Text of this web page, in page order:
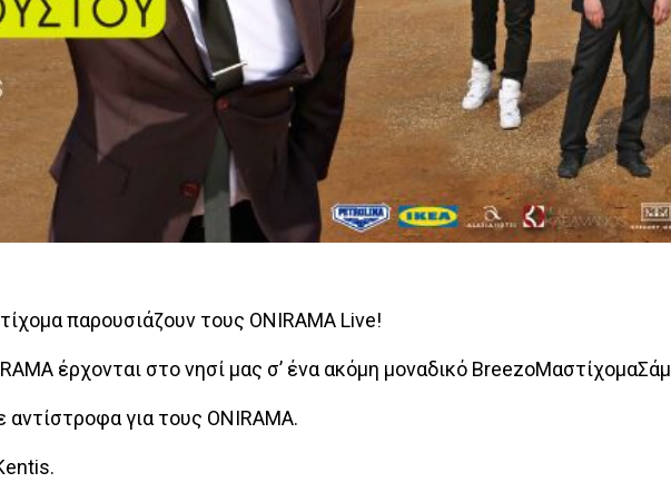
παρουσιάζουν τους ONIRAMA Live!
έρχονται στο νησί μας σ’ ένα ακόμη μοναδικό
για τους ΟΝΙRAMA.